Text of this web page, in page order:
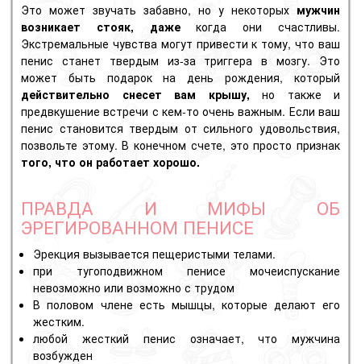
Это может звучать забавно, но у некоторых мужчин
возникает стояк, дажекогда они счастливы.
Экстремальные чувства могут привести к тому, что ваш
пенис станет твердым из-за триггера в мозгу. Это
может быть подарок на день рождения, который
действительно снесет вам крышу, но также и
предвкушение встречи с кем-то очень важным. Если ваш
пенис становится твердым от сильного удовольствия,
позвольте этому. В конечном счете, это просто признак
того, что он работает хорошо.
ПРАВДА И МИФЫ ОБ
ЭРЕГИРОВАННОМ ПЕНИСЕ
Эрекция вызывается пещеристыми телами.
при тугоподвижном пенисе мочеиспускание
невозможно или возможно с трудом
В половом члене есть мышцы, которые делают его
жестким.
любой жесткий пенис означает, что мужчина
возбужден